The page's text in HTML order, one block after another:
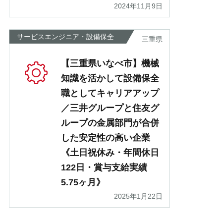
2024年11月9日
サービスエンジニア・設備保全 三重県
【三重県いなべ市】機械
知識を活かして設備保全
職としてキャリアアップ
／三井グループと住友グ
ループの金属部門が合併
した安定性の高い企業
《土日祝休み・年間休日
122日・賞与支給実績
5.75ヶ月》
2025年1月22日